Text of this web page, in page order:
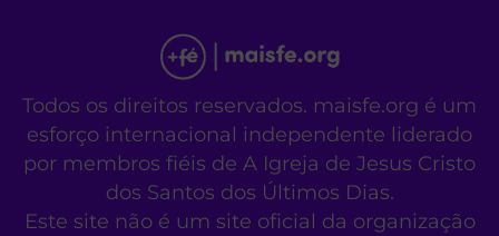
Todos os direitos reservados. maisfe.org é um
esforço internacional independente liderado
por membros fiéis de A Igreja de Jesus Cristo
dos Santos dos Últimos Dias.
Este site não é um site oficial da organização